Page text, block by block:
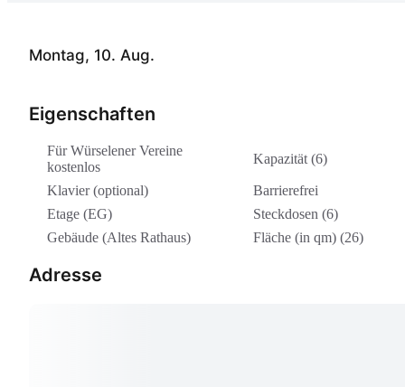
Montag, 10. Aug.
Eigenschaften
Für Würselener Vereine
kostenlos
Kapazität (6)
Klavier (optional)
Barrierefrei
Etage (EG)
Steckdosen (6)
Gebäude (Altes Rathaus)
Fläche (in qm) (26)
Adresse